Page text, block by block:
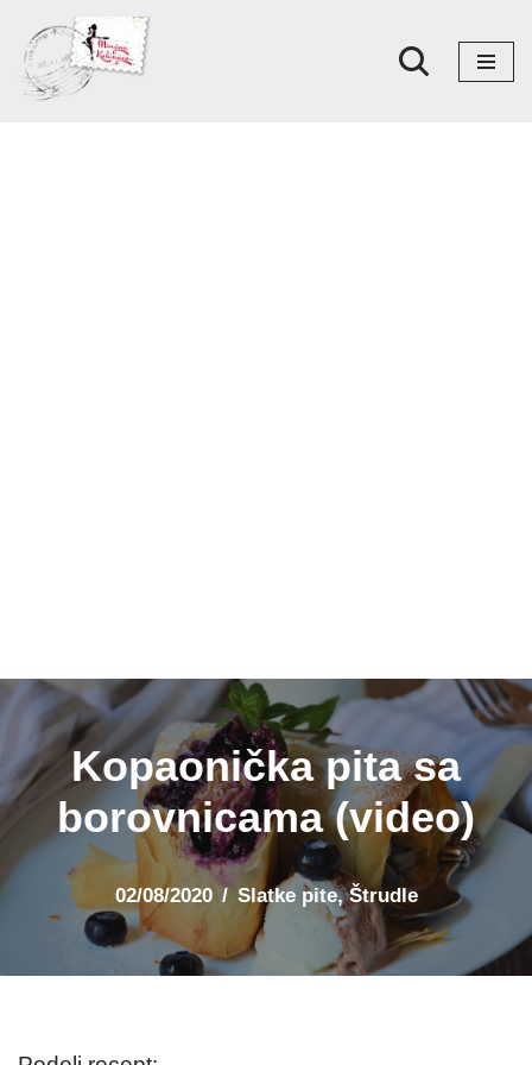
Skoči
na
Kopaonička pita sa
borovnicama (video)
02/08/2020 Slatke pite,Štrudle